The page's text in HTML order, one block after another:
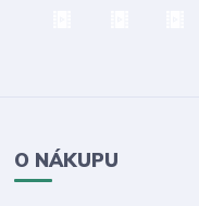
O NÁKUPU